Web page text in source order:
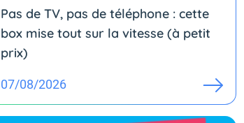
Pas de TV, pas de téléphone : cette
box mise tout sur la vitesse (à petit
prix)
07/08/2026